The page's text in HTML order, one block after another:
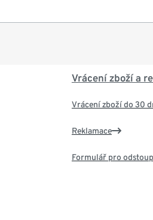
Vrácení zboží a
Vrácení zboží do 30
Reklamace
Formulář pro